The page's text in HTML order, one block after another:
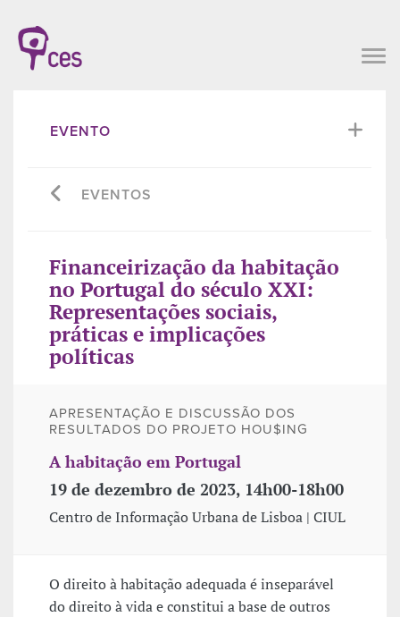
EVENTO
EVENTOS
Financeirização da habitação
no Portugal do século XXI:
Representações sociais,
práticas e implicações
políticas
APRESENTAÇÃO E DISCUSSÃO DOS
RESULTADOS DO PROJETO HOU$ING
A habitação em Portugal
19 de dezembro de 2023, 14h00-18h00
Centro de Informação Urbana de Lisboa | CIUL
O direito à habitação adequada é inseparável
do direito à vida e constitui a base de outros